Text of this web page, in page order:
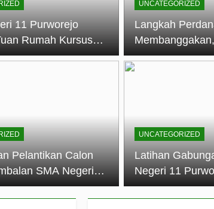
Open 2 Tahun 2026
11 Purworejo
Rumah Kursus
Mahir
UNCATEGORIZED
Langkah
Jatayudha Ukir
Pelantikan Calon
SMA Negeri
Membentuk Jiwa
Disiplin, dan
UNCATEGORIZED
Latihan
Negeri 11
Negeri 6
Membangun